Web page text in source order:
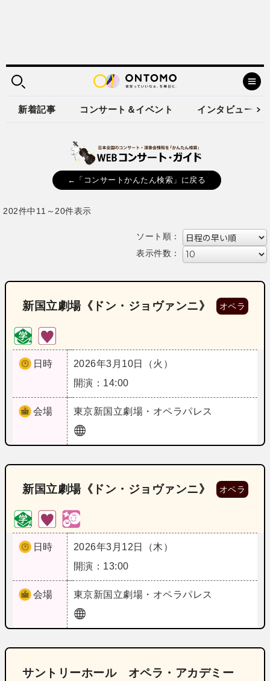
新着記事 コンサート＆イベント インタビュー
←「コンサートかんたん検索」に戻る
202件中11～20件表示
ソート順：
表示件数：
新国立劇場《ドン・ジョヴァンニ》 オペラ
日時
2026年3月10日（火）
開演：14:00
会場 東京新国立劇場・オペラパレス
新国立劇場《ドン・ジョヴァンニ》 オペラ
日時
2026年3月12日（木）
開演：13:00
会場 東京新国立劇場・オペラパレス
サントリーホール オペラ・アカデミー